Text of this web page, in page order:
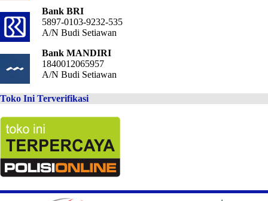
Bank BRI
5897-0103-9232-535
A/N Budi Setiawan
Bank MANDIRI
1840012065957
A/N Budi Setiawan
Toko Ini Terverifikasi